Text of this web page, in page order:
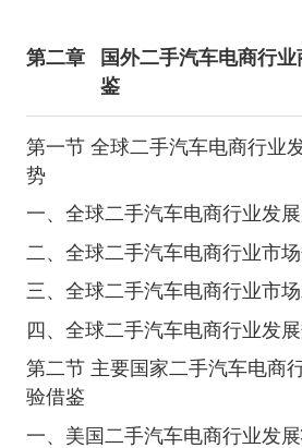
第二章
国外二手汽车电商行
鉴
第一节 全球二手汽车电商行业
势
一、全球二手汽车电商行业发
二、全球二手汽车电商行业市
三、全球二手汽车电商行业市
四、全球二手汽车电商行业发
第二节 主要国家二手汽车电商
验借鉴
一、美国二手汽车电商行业发